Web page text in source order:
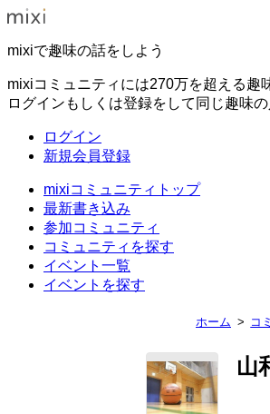
mixiで趣味の話をしよう
mixiコミュニティには270万を超える趣
ログインもしくは登録をして同じ趣味
ログイン
新規会員登録
mixiコミュニティトップ
最新書き込み
参加コミュニティ
コミュニティを探す
イベント一覧
イベントを探す
ホーム コ
山